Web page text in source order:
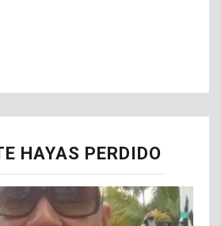
HAYAS PERDIDO